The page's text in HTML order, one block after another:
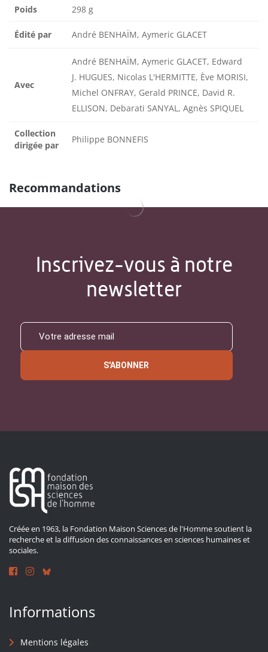
Poids 298 g
Édité par André BENHAÏM, Aymeric GLACET
Avec
André BENHAÏM, Aymeric GLACET, Edward
J. HUGUES, Nicolas L'HERMITTE, Ève MORISI,
Michel ONFRAY, Gerald PRINCE, David R.
ELLISON, Debarati SANYAL, Agnès SPIQUEL
Collection
dirigée par
Philippe BONNEFIS
Recommandations
Inscrivez-vous à notre
newsletter
S'ABONNER
Créée en 1963, la Fondation Maison Sciences de l'Homme soutient la
recherche et la diffusion des connaissances en sciences humaines et
sociales.
Informations
Mentions légales